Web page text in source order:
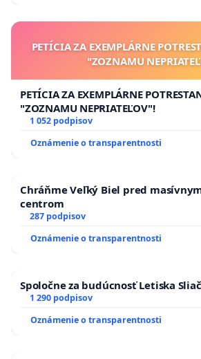
PETÍCIA ZA EXEMPLÁRNE
"ZOZNAMU
PETÍCIA ZA EXEMPLÁRNE
"ZOZNAMU NEPRIATEĽOV"!
1 052 podpisov
Oznámenie o transparentnosti
Chráňme Veľký Biel pred
centrom
287 podpisov
Oznámenie o transparentnosti
Spoločne za budúcnosť Letiska Sliač
1 290 podpisov
Oznámenie o transparentnosti